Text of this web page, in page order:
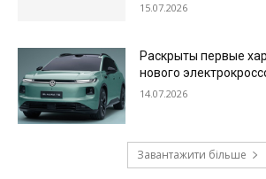
15.07.2026
Раскрыты первые
нового
14.07.2026
Завантажити більше